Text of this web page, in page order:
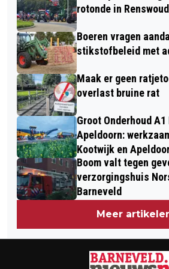
2023
rotonde in
Boeren vragen
stikstofbeleid met
Maak er geen
overlast bruine rat
Groot Onderhoud
Apeldoorn:
Kootwijk en
Boom valt tegen
verzorgingshuis
Barneveld
Meer